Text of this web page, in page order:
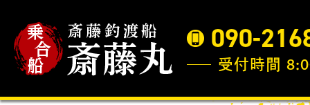
090-
受付時間